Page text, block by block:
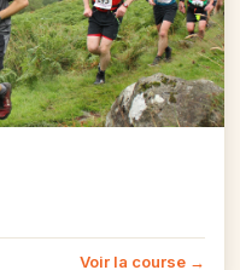
Voir la course →